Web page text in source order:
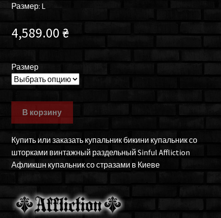
Размер: L
4,589.00 ₴
Размер
В корзину
Купить или заказать купальник бикини купальник со
шторками винтажный раздельный Sinful Affliction
Афликшн купальник со стразами в Киеве